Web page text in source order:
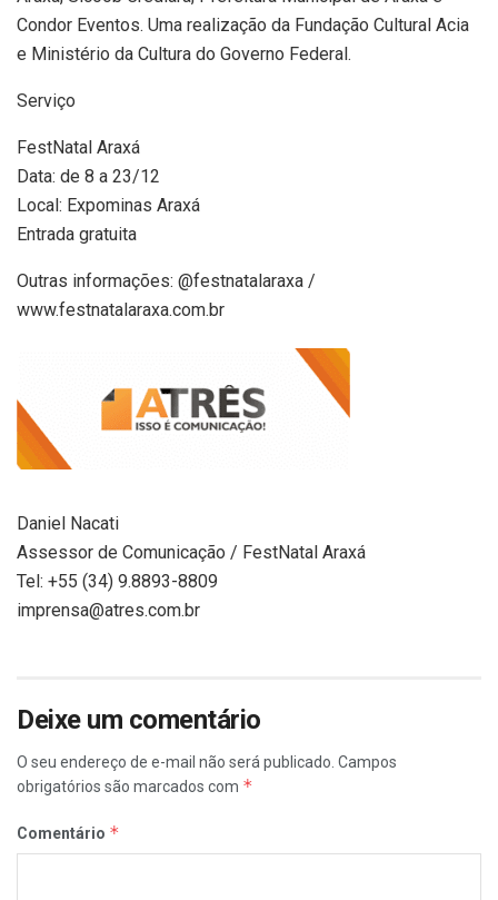
Condor Eventos. Uma realização da Fundação Cultural Acia
e Ministério da Cultura do Governo Federal.
Serviço
FestNatal Araxá
Data: de 8 a 23/12
Local: Expominas Araxá
Entrada gratuita
Outras informações: @festnatalaraxa /
www.festnatalaraxa.com.br
Daniel Nacati
Assessor de Comunicação / FestNatal Araxá
Tel: +55 (34) 9.8893-8809
imprensa@atres.com.br
Deixe um comentário
O seu endereço de e-mail não será publicado. Campos
obrigatórios são marcados com *
Comentário *